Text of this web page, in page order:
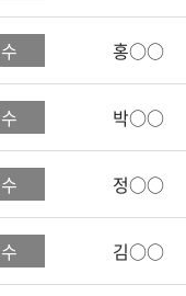
홍○○
박○○
정○○
김○○